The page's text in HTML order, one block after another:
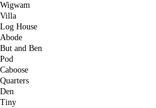
Wigwam
Villa
Log House
Abode
But and Ben
Pod
Caboose
Quarters
Den
Tiny